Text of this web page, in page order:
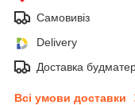
Самовивіз
Delivery
Доставка
Всі умови доставки